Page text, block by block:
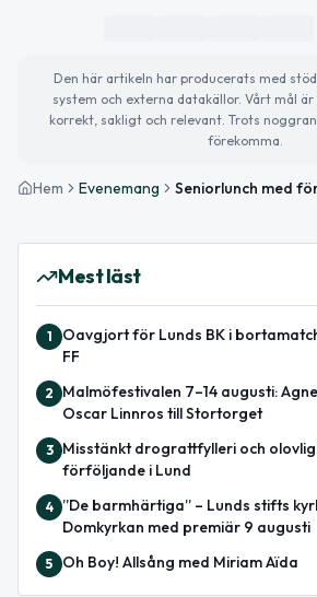
Den här artikeln har producerats med
system och externa datakällor. Vårt mål
korrekt, sakligt och relevant. Trots
förekomma.
Hem Evenemang
Mest läst
1
Oavgjort för Lunds BK i
FF
2
Malmöfestivalen 7–14 augusti:
Oscar Linnros till Stortorget
3
Misstänkt drograttfylleri och
förföljande i Lund
4
”De barmhärtiga” – Lunds stifts
Domkyrkan med premiär 9 augusti
5 Oh Boy! Allsång med Miriam Aïda